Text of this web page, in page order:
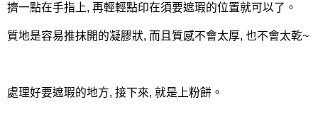
擠一點在手指上, 再輕輕點印在須要遮瑕的位置就可以了。
質地是容易推抹開的凝膠狀, 而且質感不會太厚, 也不會太乾~
處理好要遮瑕的地方, 接下來, 就是上粉餅。